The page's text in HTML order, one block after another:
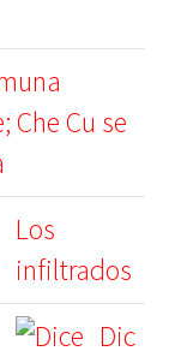
Che Cu se
Los
infiltrados
Dic